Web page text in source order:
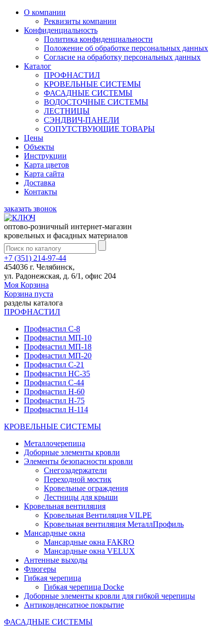
О компании
Реквизиты компании
Конфиденциальность
Политика конфиденциальности
Положение об обработке персональных данных
Согласие на обработку персональных данных
Каталог
ПРОФНАСТИЛ
КРОВЕЛЬНЫЕ СИСТЕМЫ
ФАСАДНЫЕ СИСТЕМЫ
ВОДОСТОЧНЫЕ СИСТЕМЫ
ЛЕСТНИЦЫ
СЭНДВИЧ-ПАНЕЛИ
СОПУТСТВУЮЩИЕ ТОВАРЫ
Цены
Объекты
Инструкции
Карта цветов
Карта сайта
Доставка
Контакты
заказать звонок
оптово-розничный интернет-магазин
кровельных и фасадных материалов
+7 (351) 214-97-44
454036 г. Челябинск,
ул. Радонежская, д. 6/1, офис 204
Моя Корзина
Корзина пуста
разделы каталога
ПРОФНАСТИЛ
Профнастил С-8
Профнастил МП-10
Профнастил МП-18
Профнастил МП-20
Профнастил С-21
Профнастил НС-35
Профнастил С-44
Профнастил Н-60
Профнастил Н-75
Профнастил Н-114
КРОВЕЛЬНЫЕ СИСТЕМЫ
Металлочерепица
Доборные элементы кровли
Элементы безопасности кровли
Снегозадержатели
Переходной мостик
Кровельные ограждения
Лестницы для крыши
Кровельная вентиляция
Кровельная Вентиляция VILPE
Кровельная вентиляция МеталлПрофиль
Мансардные окна
Мансардные окна FAKRO
Мансардные окна VELUX
Антенные выходы
Флюгеры
Гибкая черепица
Гибкая черепица Docke
Доборные элементы кровли для гибкой черепицы
Антиконденсатное покрытие
ФАСАДНЫЕ СИСТЕМЫ